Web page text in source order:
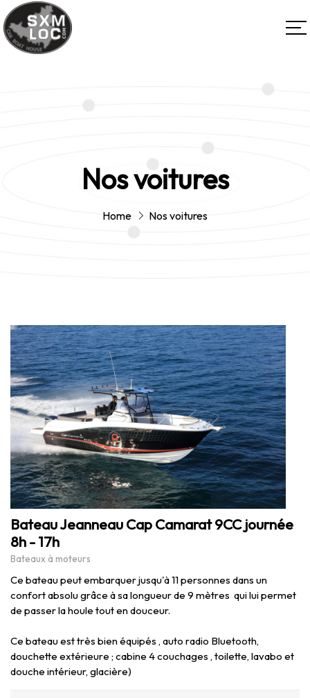
Nos voitures
Home Nos voitures
Bateau Jeanneau Cap Camarat 9CC journée
8h - 17h
Bateaux à moteurs
Ce bateau peut embarquer jusqu'à 11 personnes dans un
confort absolu grâce à sa longueur de 9 mètres qui lui permet
de passer la houle tout en douceur.
Ce bateau est très bien équipés , auto radio Bluetooth,
douchette extérieure ; cabine 4 couchages , toilette, lavabo et
douche intérieur, glacière)